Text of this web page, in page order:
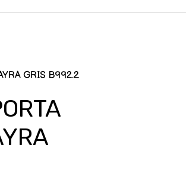
GRIS B992.2